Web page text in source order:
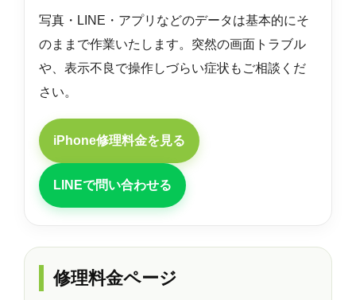
写真・LINE・アプリなどのデータは基本的にそ
のままで作業いたします。突然の画面トラブル
や、表示不良で操作しづらい症状もご相談くだ
さい。
iPhone修理料金を見る
LINEで問い合わせる
修理料金ページ